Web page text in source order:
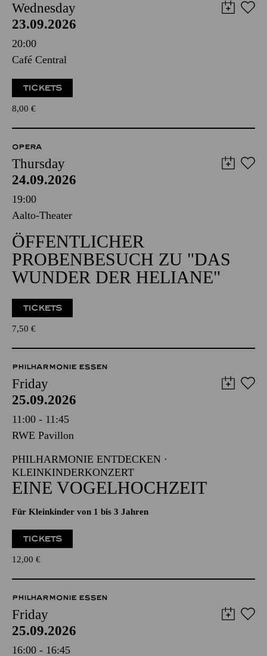
Wednesday
23.09.2026
20:00
Café Central
TICKETS
8,00 €
OPERA
Thursday
24.09.2026
19:00
Aalto-Theater
ÖFFENTLICHER
PROBENBESUCH ZU "DAS
WUNDER DER HELIANE"
TICKETS
7,50 €
PHILHARMONIE ESSEN
Friday
25.09.2026
11:00 - 11:45
RWE Pavillon
PHILHARMONIE ENTDECKEN ·
KLEINKINDERKONZERT
EINE VOGELHOCHZEIT
Für Kleinkinder von 1 bis 3 Jahren
TICKETS
12,00 €
PHILHARMONIE ESSEN
Friday
25.09.2026
16:00 - 16:45